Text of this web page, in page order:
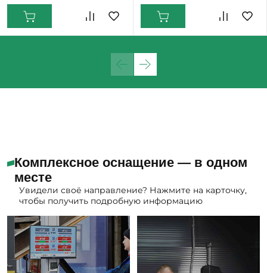
Комплексное оснащение — в одном
месте
Увидели своё направление? Нажмите на карточку,
чтобы получить подробную информацию